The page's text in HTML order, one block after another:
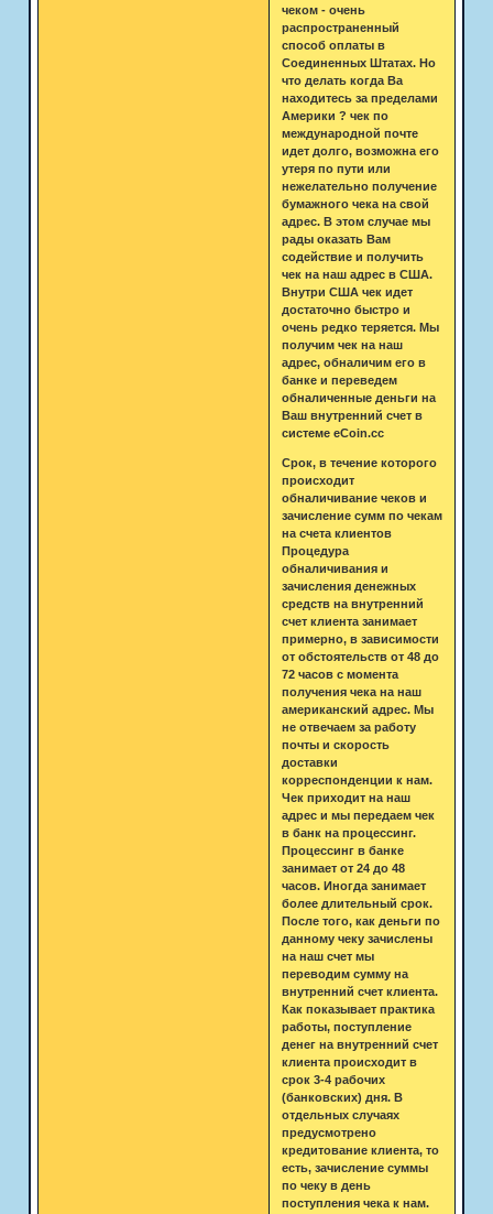
чеком - очень
распространенный
способ оплаты в
Соединенных Штатах. Но
что делать когда Ва
находитесь за пределами
Америки ? чек по
международной почте
идет долго, возможна его
утеря по пути или
нежелательно получение
бумажного чека на свой
адрес. В этом случае мы
рады оказать Вам
содействие и получить
чек на наш адрес в США.
Внутри США чек идет
достаточно быстро и
очень редко теряется. Мы
получим чек на наш
адрес, обналичим его в
банке и переведем
обналиченные деньги на
Ваш внутренний счет в
системе eCoin.cc
Срок, в течение которого
происходит
обналичивание чеков и
зачисление сумм по чекам
на счета клиентов
Процедура
обналичивания и
зачисления денежных
средств на внутренний
счет клиента занимает
примерно, в зависимости
от обстоятельств от 48 до
72 часов с момента
получения чека на наш
американский адрес. Мы
не отвечаем за работу
почты и скорость
доставки
корреспонденции к нам.
Чек приходит на наш
адрес и мы передаем чек
в банк на процессинг.
Процессинг в банке
занимает от 24 до 48
часов. Иногда занимает
более длительный срок.
После того, как деньги по
данному чеку зачислены
на наш счет мы
переводим сумму на
внутренний счет клиента.
Как показывает практика
работы, поступление
денег на внутренний счет
клиента происходит в
срок 3-4 рабочих
(банковских) дня. В
отдельных случаях
предусмотрено
кредитование клиента, то
есть, зачисление суммы
по чеку в день
поступления чека к нам.